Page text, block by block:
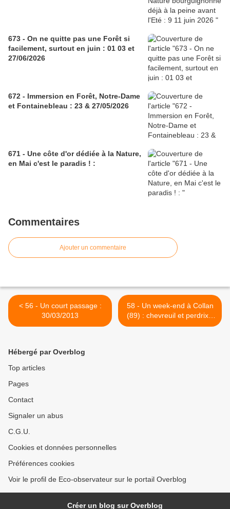
673 - On ne quitte pas une Forêt si
facilement, surtout en juin : 01 03 et
27/06/2026
672 - Immersion en Forêt, Notre-Dame
et Fontainebleau : 23 & 27/05/2026
671 - Une côte d'or dédiée à la Nature,
en Mai c'est le paradis ! :
Commentaires
Ajouter un commentaire
< 56 - Un court passage :
30/03/2013
58 - Un week-end à Collan
(89) : chevreuil et perdrix -
31/03/2013 >
Hébergé par Overblog
Top articles
Pages
Contact
Signaler un abus
C.G.U.
Cookies et données personnelles
Préférences cookies
Voir le profil de Eco-observateur sur le portail Overblog
Créer un blog sur Overblog